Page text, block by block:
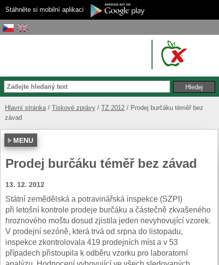
Stáhněte si mobilní aplikaci
Hlavní stránka Tiskové zprávy TZ 2012
Prodej burčáku téměř bez
závad
MENU
Prodej burčáku téměř bez závad
13. 12. 2012
Státní zemědělská a potravinářská inspekce (SZPI)
při letošní kontrole prodeje burčáku a částečně zkvašeného
hroznového moštu dosud zjistila jeden nevyhovující vzorek.
V prodejní sezóně, která trvá od srpna do listopadu,
inspekce zkontrolovala 419 prodejních míst a v 53
případech přistoupila k odběru vzorku pro laboratorní